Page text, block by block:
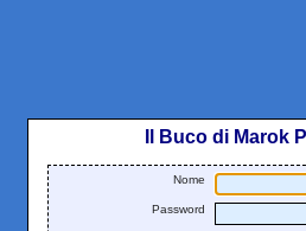
Il Buco di Marok
Nome
Password